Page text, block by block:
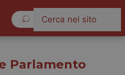
Parlamento